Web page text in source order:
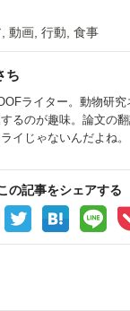
動画 行動 食事
ち
ライター。動物研
るのが趣味。論文の
イじゃないんだよね。
の記事をシェアする